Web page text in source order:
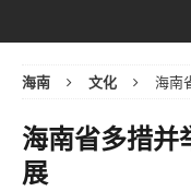
海南 文化 海南
海南省多措并
展